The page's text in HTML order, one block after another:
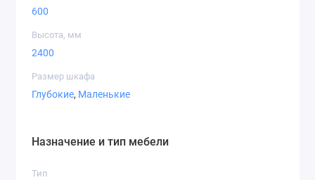
Дуб
приморский
600
Высота, мм
2400
Размер шкафа
Глубокие, Маленькие
Назначение и тип мебели
Тип